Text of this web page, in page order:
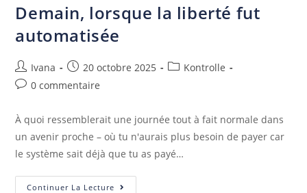
Demain, lorsque la liberté fut
automatisée
Ivana 20 octobre 2025
Kontrolle
0 commentaire
À quoi ressemblerait une journée tout à fait normale dans
un avenir proche – où tu n'aurais plus besoin de payer car
le système sait déjà que tu as payé…
Continuer La Lecture